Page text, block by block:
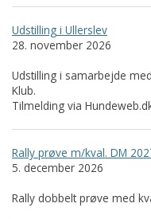
Udstilling i Ullerslev
28. november 2026
Udstilling i samarbejde
Klub.
Tilmelding via
Rally prøve m/kval. DM
5. december 2026
Rally dobbelt prøve med